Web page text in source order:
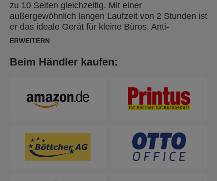
zu 10 Seiten gleichzeitig. Mit einer
außergewöhnlich langen Laufzeit von 2 Stunden ist
er das ideale Gerät für kleine Büros. Anti-
Papierstau-Technologie. Hohe Sicherheitsstufe P5,
leise. Leichte Bedienung per Touch-Screen.
ERWEITERN
Beim Händler kaufen: